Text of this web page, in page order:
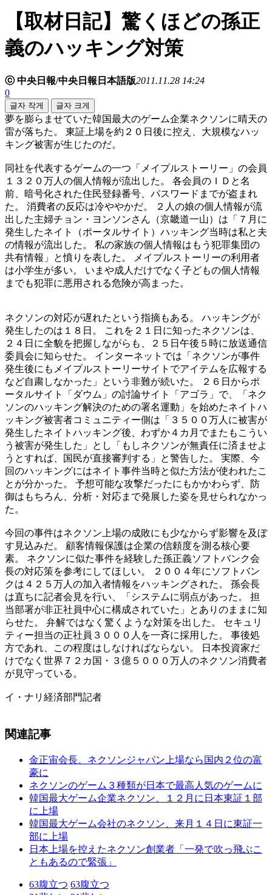
【取材日記】驚くほどの孫正
義のハッキング対策
ⓒ 中央日報/中央日報日本語版2011.11.28 14:24
0
글자 작게 글자 크게
夢を膨らませていた韓国最大のゲーム企業ネクソンに晴天の
雷が落ちた。 東証上場を約２０日後に控え、大規模なハッ
キング被害が生じたのだ。
同社を代表するゲームの一つ「メイプルストーリー」の会員
１３２０万人の個人情報が流出した。 各会員のＩＤと名
前、暗号化された住民登録番号、パスワードまでが盗まれ
た。 消費者の反応は冷ややかだ。 ２人の娘の個人情報が流
出した主婦チョン・ヨンソンさん（京畿道一山）は「７月に
発生したネイト（ポータルサイト）ハッキング当時は私と夫
の情報が流出した。 私の家族の個人情報はもう犯罪集団の
共有情報」と憤りを表した。 メイプルストーリーの利用者
は小学生が多い。 いまや成人だけでなく子どもの個人情報
までも犯罪に悪用される危険が高まった。
ネクソンの対応が遅れたという指摘もある。 ハッキングが
発生したのは１８日。 これを２１日に知ったネクソンは、
２４日に全貌を把握しながらも、２５日午後５時に放送通信
委員会に知らせた。 インターネットでは「ネクソンが事件
発生後にもメイプルストーリーサイトでアイテムを広報する
など自粛しなかった」という非難が続いた。 ２６日からポ
ータルサイト「ダウム」の討論サイト「アゴラ」で、「ネク
ソンのハッキング解決のための署名運動」を始めたネイトハ
ッキング被害者コミュニティー側は「３５００万人に被害が
発生したネイトハッキング後、わずか４カ月でまたもこうい
う被害が発生した」とし「もしネクソンが無責任に済ませよ
うとすれば、国民が直接審判する」と警告した。 実際、今
回のハッキングにはネイト事件当時と似た方法が使われたこ
とが分かった。 予想可能な攻撃だったにもかかわらず、防
御はもちろん、分析・対応まで発展した姿を見せられなかっ
た。
今回の事件はネクソン上場の成敗にも少なからず影響を及ぼ
す見込みだ。 顧客情報保護は企業の信頼度を測る核心要
素。 ネクソンに似た事件を経験した孫正義ソフトバンク会
長の対応策を参考にしてほしい。 ２００４年にソフトバン
クは４２５万人の加入者情報をハッキングされた。 孫会長
は直ちに記者会見を行い、「システムに弱点があった。 担
当部署が非正社員中心に構成されていた」とありのままに知
らせた。 弁解ではなく驚くような対策を出した。 セキュリ
ティー担当の正社員３０００人を一斉に採用した。 事後処
方であれ、この程度はしなければならない。 日本投資家だ
けでなく世界７２カ国・３億５０００万人のネクソン消費者
が見守っている。
イ・ナリ経済部門記者
関連記事
金正宙会長、ネクソンジャパン上場なら国内２位の富
豪に
ネクソンのゲーム３種類が日本で最高人気のゲームに
韓国最大ゲーム企業ネクソン、１２月に日本東証１部
に上場
韓国最大ゲーム会社のネクソン、来月１４日に東証一
部に上場
日本上場を控えたネクソン創業者「一発で吹っ飛ぶこ
ともあるので緊張」
63腹立つ 63腹立つ